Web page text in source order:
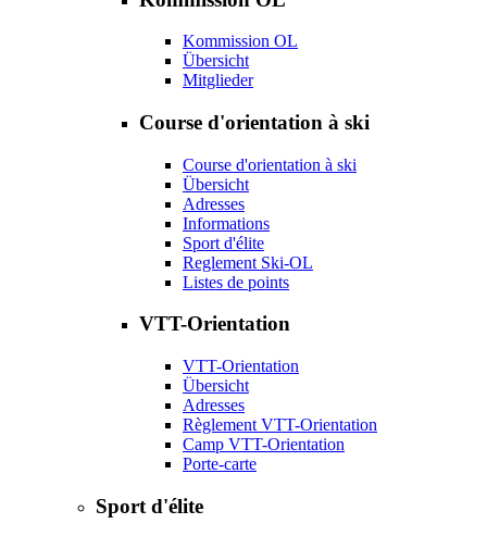
Kommission OL
Übersicht
Mitglieder
Course d'orientation à ski
Course d'orientation à ski
Übersicht
Adresses
Informations
Sport d'élite
Reglement Ski-OL
Listes de points
VTT-Orientation
VTT-Orientation
Übersicht
Adresses
Règlement VTT-Orientation
Camp VTT-Orientation
Porte-carte
Sport d'élite